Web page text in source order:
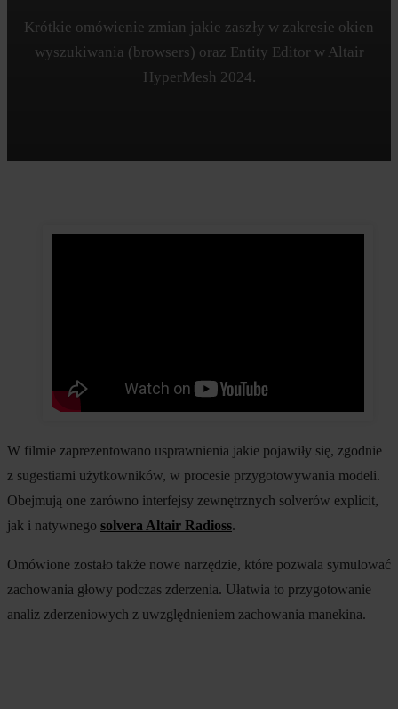
Krótkie omówienie zmian jakie zaszły w zakresie okien
wyszukiwania (browsers) oraz Entity Editor w Altair
HyperMesh 2024.
W filmie zaprezentowano usprawnienia jakie pojawiły się, zgodnie
z sugestiami użytkowników, w procesie przygotowywania modeli.
Obejmują one zarówno interfejsy zewnętrznych solverów explicit,
jak i natywnego solvera Altair Radioss.
Omówione zostało także nowe narzędzie, które pozwala symulować
zachowania głowy podczas zderzenia. Ułatwia to przygotowanie
analiz zderzeniowych z uwzględnieniem zachowania manekina.